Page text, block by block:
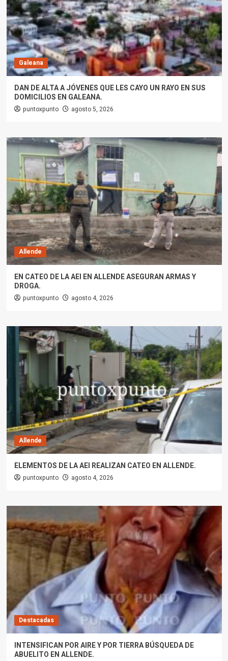
Galeana
DAN DE ALTA A JÓVENES QUE LES CAYO UN RAYO EN SUS
DOMICILIOS EN GALEANA.
puntoxpunto agosto 5, 2026
Allende
EN CATEO DE LA AEI EN ALLENDE ASEGURAN ARMAS Y
DROGA.
puntoxpunto agosto 4, 2026
Allende
ELEMENTOS DE LA AEI REALIZAN CATEO EN ALLENDE.
puntoxpunto agosto 4, 2026
Destacadas
INTENSIFICAN POR AIRE Y POR TIERRA BÚSQUEDA DE
ABUELITO EN ALLENDE.